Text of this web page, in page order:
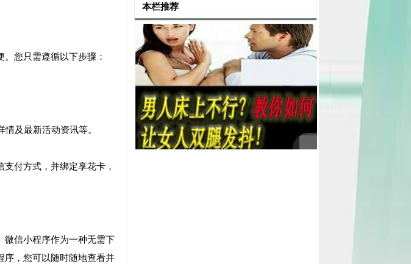
您只需遵循以下步骤：
及最新活动资讯等。
付方式，并绑定享花卡，
微信小程序作为一种无需下
序，您可以随时随地查看并
本栏推荐